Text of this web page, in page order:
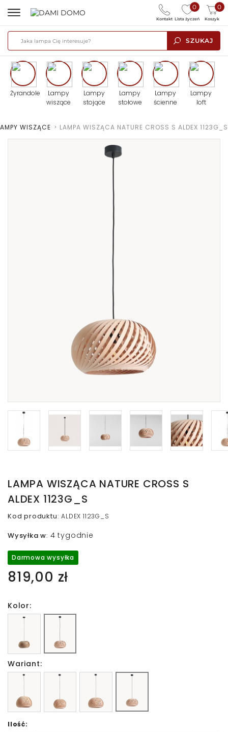
SZUKAJ
0
Lista życzeń
0
Koszyk
Kontakt
Żyrandole
Lampy
wiszące
Lampy
stojące
Lampy
stołowe
Lampy
ścienne
Lampy
loft
WISZĄCE > LAMPA WISZĄCA NATURE CROSS S ALDEX 1123G_S
LAMPA WISZĄCA NATURE CROSS S
ALDEX 1123G_S
Kod produktu:ALDEX 1123G_S
Wysyłka w: 4 tygodnie
Darmowa wysyłka
819,00 zł
Kolor:
Wariant:
Ilość: